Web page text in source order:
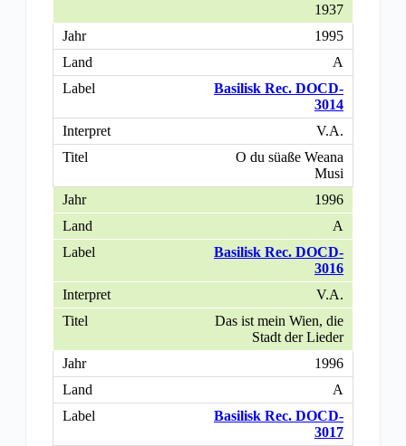
1937
1995
A
Basilisk Rec. DOCD-
3014
V.A.
O du süaße Weana
Musi
1996
A
Basilisk Rec. DOCD-
3016
V.A.
Das ist mein Wien, die
Stadt der Lieder
1996
A
Basilisk Rec. DOCD-
3017